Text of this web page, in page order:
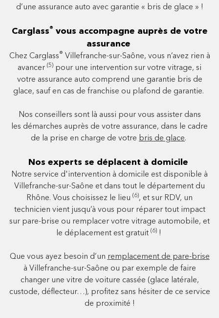
d’une assurance auto avec garantie « bris de glace » !
Carglass® vous accompagne auprès de votre
assurance
Chez Carglass® Villefranche-sur-Saône, vous n’avez rien à
avancer (5) pour une intervention sur votre vitrage, si
votre assurance auto comprend une garantie bris de
glace, sauf en cas de franchise ou plafond de garantie.
Nos conseillers sont là aussi pour vous assister dans
les démarches auprès de votre assurance, dans le cadre
de la prise en charge de votre bris de glace.
Nos experts se déplacent à domicile
Notre service d'intervention à domicile est disponible à
Villefranche-sur-Saône et dans tout le département du
Rhône. Vous choisissez le lieu (6), et sur RDV, un
technicien vient jusqu’à vous pour réparer tout impact
sur pare-brise ou remplacer votre vitrage automobile, et
le déplacement est gratuit (6)!
Que vous ayez besoin d’un remplacement de pare-brise
à Villefranche-sur-Saône ou par exemple de faire
changer une vitre de voiture cassée (glace latérale,
custode, déflecteur…), profitez sans hésiter de ce service
de proximité !